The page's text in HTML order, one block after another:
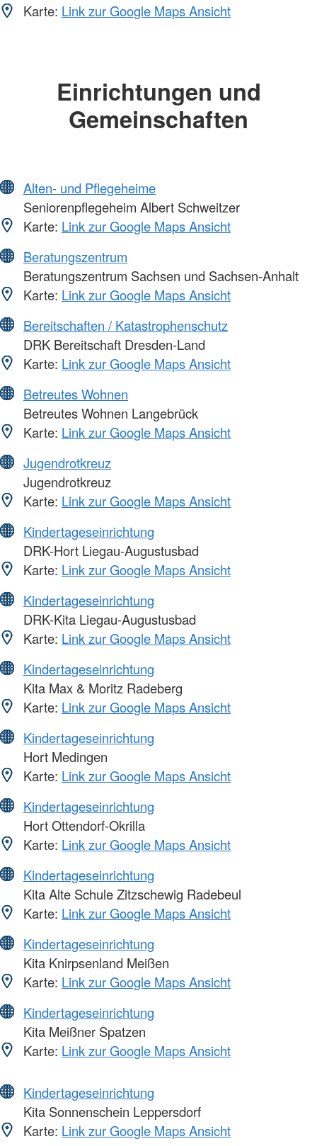
Karte: Link zur Google Maps Ansicht
Einrichtungen und
Gemeinschaften
Alten- und Pflegeheime
Seniorenpflegeheim Albert Schweitzer
Karte: Link zur Google Maps Ansicht
Beratungszentrum
Beratungszentrum Sachsen und Sachsen-Anhalt
Karte: Link zur Google Maps Ansicht
Bereitschaften / Katastrophenschutz
DRK Bereitschaft Dresden-Land
Karte: Link zur Google Maps Ansicht
Betreutes Wohnen
Betreutes Wohnen Langebrück
Karte: Link zur Google Maps Ansicht
Jugendrotkreuz
Jugendrotkreuz
Karte: Link zur Google Maps Ansicht
Kindertageseinrichtung
DRK-Hort Liegau-Augustusbad
Karte: Link zur Google Maps Ansicht
Kindertageseinrichtung
DRK-Kita Liegau-Augustusbad
Karte: Link zur Google Maps Ansicht
Kindertageseinrichtung
Kita Max & Moritz Radeberg
Karte: Link zur Google Maps Ansicht
Kindertageseinrichtung
Hort Medingen
Karte: Link zur Google Maps Ansicht
Kindertageseinrichtung
Hort Ottendorf-Okrilla
Karte: Link zur Google Maps Ansicht
Kindertageseinrichtung
Kita Alte Schule Zitzschewig Radebeul
Karte: Link zur Google Maps Ansicht
Kindertageseinrichtung
Kita Knirpsenland Meißen
Karte: Link zur Google Maps Ansicht
Kindertageseinrichtung
Kita Meißner Spatzen
Karte: Link zur Google Maps Ansicht
Kindertageseinrichtung
Kita Sonnenschein Leppersdorf
Karte: Link zur Google Maps Ansicht